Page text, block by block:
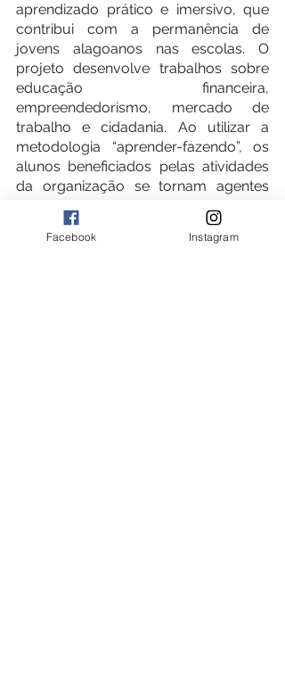
aprendizado prático e imersivo, que
contribui com a permanência de
jovens alagoanos nas escolas. O
projeto desenvolve trabalhos sobre
educação financeira,
empreendedorismo, mercado de
trabalho e cidadania. Ao utilizar a
metodologia “aprender-fazendo”, os
alunos beneficiados pelas atividades
da organização se tornam agentes
ativos no processo de aprendizado,
resultando, assim, em uma melhor e
mais duradoura compreensão.
Facebook Instagram